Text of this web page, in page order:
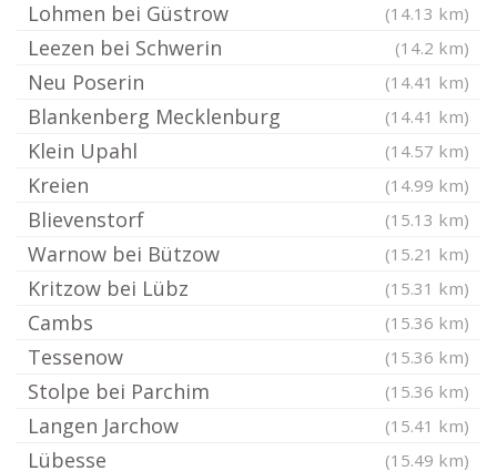
Lohmen bei Güstrow (14.13 km)
Leezen bei Schwerin (14.2 km)
Neu Poserin (14.41 km)
Blankenberg Mecklenburg (14.41 km)
Klein Upahl (14.57 km)
Kreien (14.99 km)
Blievenstorf (15.13 km)
Warnow bei Bützow (15.21 km)
Kritzow bei Lübz (15.31 km)
Cambs (15.36 km)
Tessenow (15.36 km)
Stolpe bei Parchim (15.36 km)
Langen Jarchow (15.41 km)
Lübesse (15.49 km)